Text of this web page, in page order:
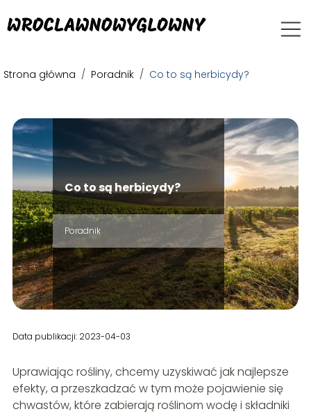
Strona główna / Poradnik / Co to są herbicydy?
Co to są herbicydy?
Poradnik
Data publikacji: 2023-04-03
Uprawiając rośliny, chcemy uzyskiwać jak najlepsze
efekty, a przeszkadzać w tym może pojawienie się
chwastów, które zabierają roślinom wodę i składniki